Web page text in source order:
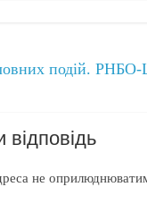
подій. РНБО-
не